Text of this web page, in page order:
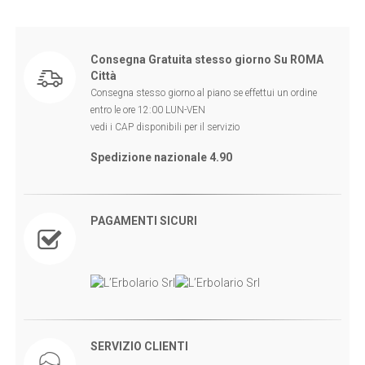
Consegna Gratuita stesso giorno Su ROMA
Città
Consegna stesso giorno al piano se effettui un ordine
entro le ore 12:00 LUN-VEN
vedi i CAP disponibili per il servizio
Spedizione nazionale 4.90
PAGAMENTI SICURI
SERVIZIO CLIENTI